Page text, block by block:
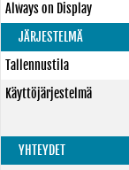
Always on Display
JÄRJESTELMÄ
Tallennustila
Käyttöjärjestelmä
YHTEYDET